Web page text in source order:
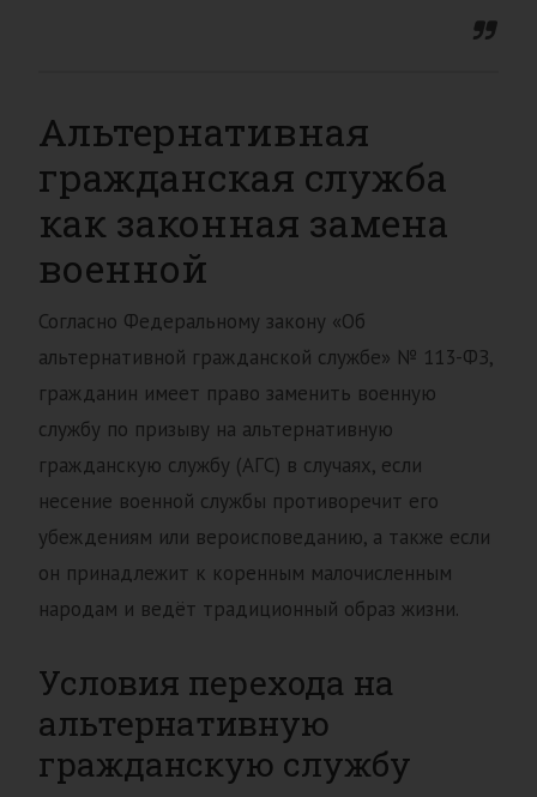
Альтернативная
гражданская служба
как законная замена
военной
Согласно Федеральному закону «Об
альтернативной гражданской службе» № 113-ФЗ,
гражданин имеет право заменить военную
службу по призыву на альтернативную
гражданскую службу (АГС) в случаях, если
несение военной службы противоречит его
убеждениям или вероисповеданию, а также если
он принадлежит к коренным малочисленным
народам и ведёт традиционный образ жизни.
Условия перехода на
альтернативную
гражданскую службу